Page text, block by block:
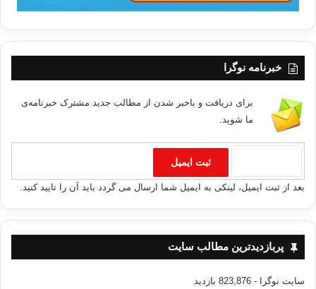
خبرنامه نوگرا
برای دریافت و باخبر شدن از مطالب جدید مشترک خبرنامه‌ی
ما شوید.
بعد از ثبت ایمیل، لینکی به ایمیل شما ارسال می گردد باید آن را تایید کنید.
پربازدیدترین مطالب سایت
سایت نوگرا - 823,876 بازدید